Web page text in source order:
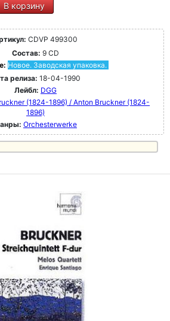
В корзину
CDVP 499300
Состав: 9 CD
Новое. Заводская упаковка.
релиза: 18-04-1990
Лейбл: DGG
(1824-1896) / Anton Bruckner (1824-
1896)
Orchesterwerke